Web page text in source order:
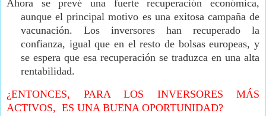
Ahora se prevé una fuerte recuperación económica,
aunque el principal motivo es una exitosa campaña de
vacunación. Los inversores han recuperado la
confianza, igual que en el resto de bolsas europeas, y
se espera que esa recuperación se traduzca en una alta
rentabilidad.
¿ENTONCES, PARA LOS INVERSORES MÁS
ACTIVOS, ES UNA BUENA OPORTUNIDAD?